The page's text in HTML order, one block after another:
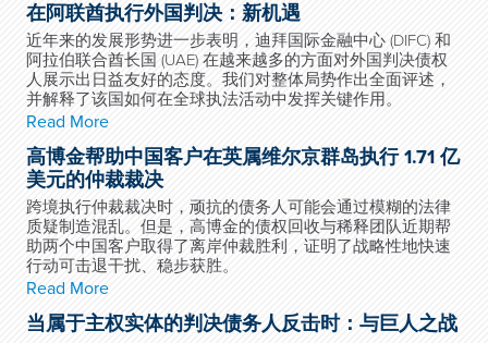
在阿联酋执行外国判决：新机遇
近年来的发展形势进一步表明，迪拜国际金融中心 (DIFC) 和
阿拉伯联合酋长国 (UAE) 在越来越多的方面对外国判决债权
人展示出日益友好的态度。我们对整体局势作出全面评述，
并解释了该国如何在全球执法活动中发挥关键作用。
Read More
高博金帮助中国客户在英属维尔京群岛执行 1.71 亿
美元的仲裁裁决
跨境执行仲裁裁决时，顽抗的债务人可能会通过模糊的法律
质疑制造混乱。但是，高博金的债权回收与稀释团队近期帮
助两个中国客户取得了离岸仲裁胜利，证明了战略性地快速
行动可击退干扰、稳步获胜。
Read More
当属于主权实体的判决债务人反击时：与巨人之战